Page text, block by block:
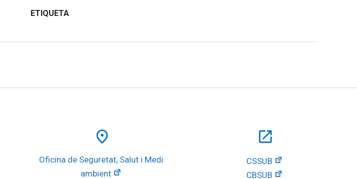
ETIQUETA
place
Oficina de Seguretat, Salut i Medi
ambient
open_in_new
CSSUB
CBSUB